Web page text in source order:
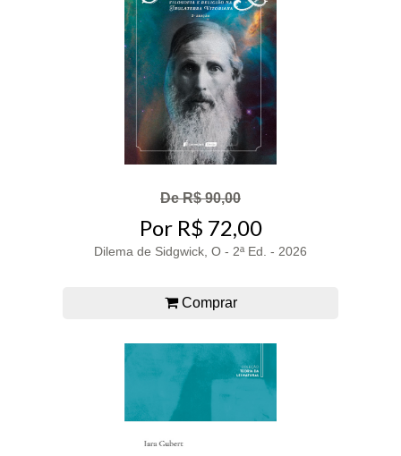
De R$ 90,00
Por R$ 72,00
Dilema de Sidgwick, O - 2ª Ed. - 2026
Comprar